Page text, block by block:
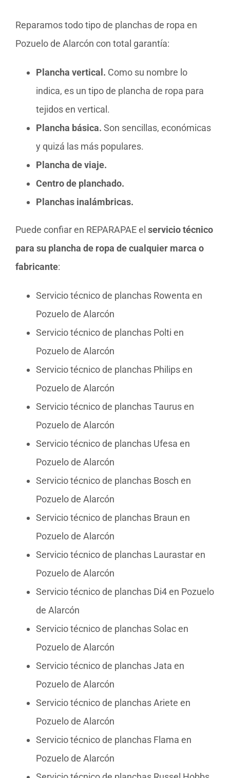
Reparamos todo tipo de planchas de ropa en
Pozuelo de Alarcón con total garantía:
Plancha vertical. Como su nombre lo
indica, es un tipo de plancha de ropa para
tejidos en vertical.
Plancha básica. Son sencillas, económicas
y quizá las más populares.
Plancha de viaje.
Centro de planchado.
Planchas inalámbricas.
Puede confiar en REPARAPAE el servicio técnico
para su plancha de ropa de cualquier marca o
fabricante:
Servicio técnico de planchas Rowenta en
Pozuelo de Alarcón
Servicio técnico de planchas Polti en
Pozuelo de Alarcón
Servicio técnico de planchas Philips en
Pozuelo de Alarcón
Servicio técnico de planchas Taurus en
Pozuelo de Alarcón
Servicio técnico de planchas Ufesa en
Pozuelo de Alarcón
Servicio técnico de planchas Bosch en
Pozuelo de Alarcón
Servicio técnico de planchas Braun en
Pozuelo de Alarcón
Servicio técnico de planchas Laurastar en
Pozuelo de Alarcón
Servicio técnico de planchas Di4 en Pozuelo
de Alarcón
Servicio técnico de planchas Solac en
Pozuelo de Alarcón
Servicio técnico de planchas Jata en
Pozuelo de Alarcón
Servicio técnico de planchas Ariete en
Pozuelo de Alarcón
Servicio técnico de planchas Flama en
Pozuelo de Alarcón